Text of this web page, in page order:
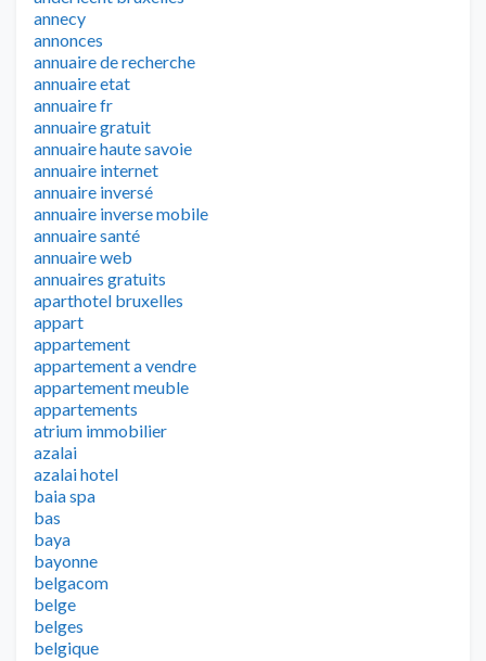
annecy
annonces
annuaire de recherche
annuaire etat
annuaire fr
annuaire gratuit
annuaire haute savoie
annuaire internet
annuaire inversé
annuaire inverse mobile
annuaire santé
annuaire web
annuaires gratuits
aparthotel bruxelles
appart
appartement
appartement a vendre
appartement meuble
appartements
atrium immobilier
azalai
azalai hotel
baia spa
bas
baya
bayonne
belgacom
belge
belges
belgique